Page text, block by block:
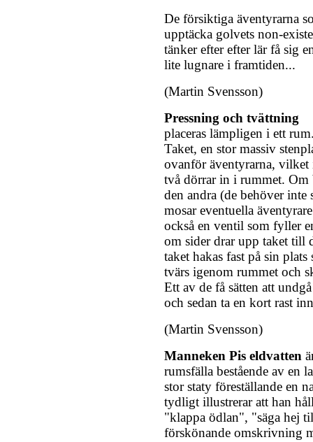
De försiktiga äventyrarna
upptäcka golvets non-
tänker efter efter lär få sig
lite lugnare i framtiden...
(Martin Svensson)
Pressning och tvättning
placeras lämpligen i ett
Taket, en stor massiv
ovanför äventyrarna,
två dörrar in i rummet. Om
den andra (de behöver inte
mosar eventuella
också en ventil som fyller
om sider drar upp taket till
taket hakas fast på sin
tvärs igenom rummet och
Ett av de få sätten att
och sedan ta en kort rast
(Martin Svensson)
Manneken Pis eldvatten
rumsfälla bestående av en
stor staty föreställande en
tydligt illustrerar att han
"klappa ödlan", "säga hej
förskönande omskrivning